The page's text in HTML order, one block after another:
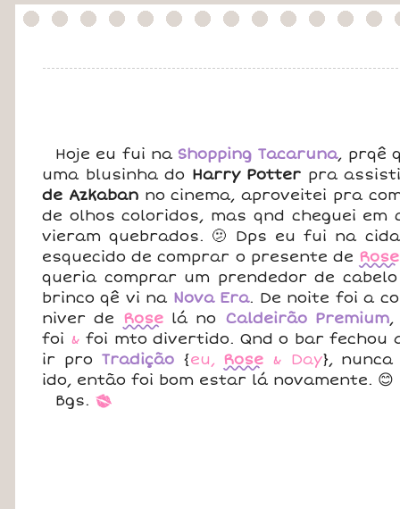
Hoje eu fui naShopping Tacaruna, prqê
uma blusinha do Harry Potter pra
de Azkabanno cinema, aproveitei pra
de olhos coloridos, mas qnd cheguei em
vieram quebrados. 🫤 Dps eu fui na
esquecido de comprar o presente de Rose
queria comprar um prendedor de
brinco qê vi na Nova Era. De noite foi a
niver de Roselá no Caldeirão Premium,
foi & foi mto divertido. Qnd o bar fechou
ir pro Tradição {eu, Rose & Day},
ido, então foi bom estar lá novamente. 😊
Bgs. *